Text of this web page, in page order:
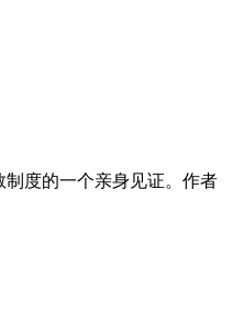
度的一个亲身见证。作者